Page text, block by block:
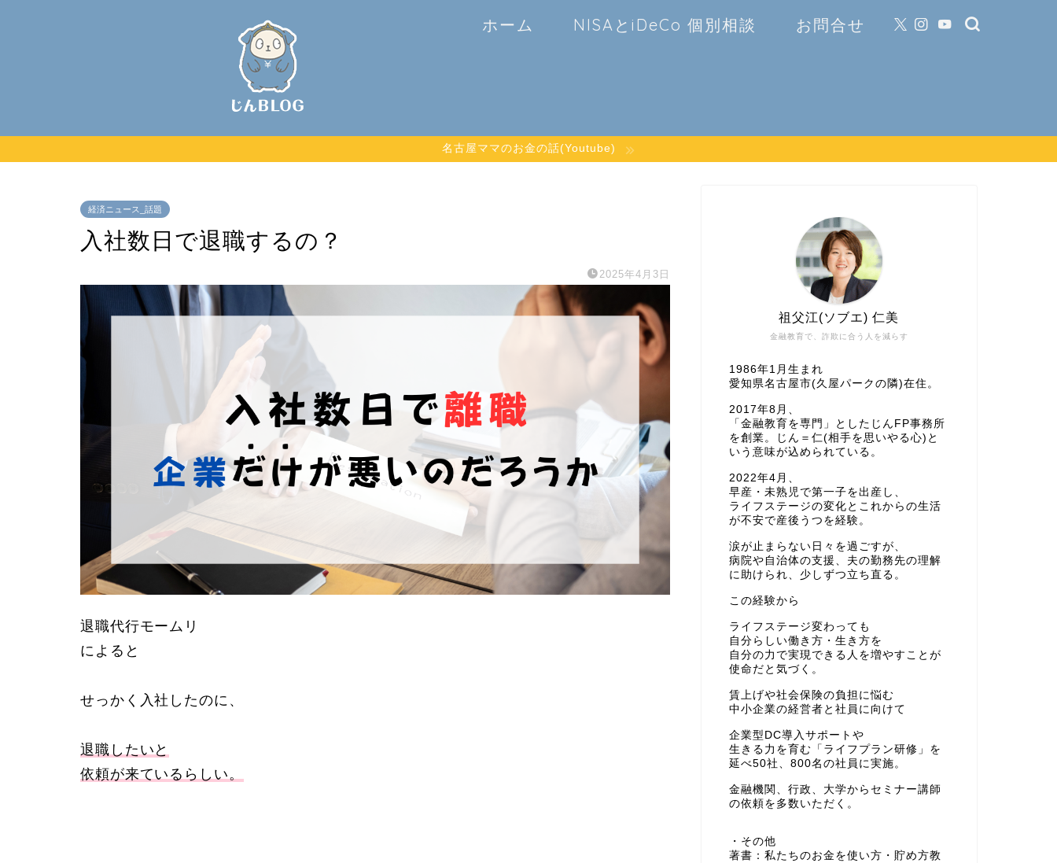
ホーム NISAとiDeCo 個別相談 お問合せ
名古屋ママのお金の話(Youtube)
経済ニュース_話題
入社数日で退職するの？
2025年4月3日
退職代行モームリ
によると
せっかく入社したのに、
退職したいと
依頼が来ているらしい。
金融教育で、詐欺に合う人を減らす
祖父江(ソブエ) 仁美
1986年1月生まれ
愛知県名古屋市(久屋パークの隣)在住。
2017年8月、
「金融教育を専門」としたじんFP事務所
を創業。じん＝仁(相手を思いやる心)と
いう意味が込められている。
2022年4月、
早産・未熟児で第一子を出産し、
ライフステージの変化とこれからの生活
が不安で産後うつを経験。
涙が止まらない日々を過ごすが、
病院や自治体の支援、夫の勤務先の理解
に助けられ、少しずつ立ち直る。
この経験から
ライフステージ変わっても
自分らしい働き方・生き方を
自分の力で実現できる人を増やすことが
使命だと気づく。
賃上げや社会保険の負担に悩む
中小企業の経営者と社員に向けて
企業型DC導入サポートや
生きる力を育む「ライフプラン研修」を
延べ50社、800名の社員に実施。
金融機関、行政、大学からセミナー講師
の依頼を多数いただく。
・その他
著書：私たちのお金を使い方・貯め方教